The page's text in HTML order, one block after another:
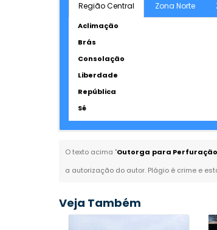
Região Central Zona Norte
Aclimação
Brás
Consolação
Liberdade
República
Sé
O texto acima "Outorga para
a autorização do autor. Plágio é crime e
Veja Também